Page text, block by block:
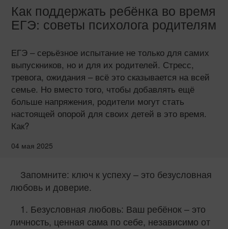
Как поддержать ребёнка во время
ЕГЭ: советы психолога родителям
ЕГЭ – серьёзное испытание не только для самих
выпускников, но и для их родителей. Стресс,
тревога, ожидания – всё это сказывается на всей
семье. Но вместо того, чтобы добавлять ещё
больше напряжения, родители могут стать
настоящей опорой для своих детей в это время.
Как?
04 мая 2025
Запомните: ключ к успеху – это безусловная
любовь и доверие.
1. Безусловная любовь: Ваш ребёнок – это
личность, ценная сама по себе, независимо от